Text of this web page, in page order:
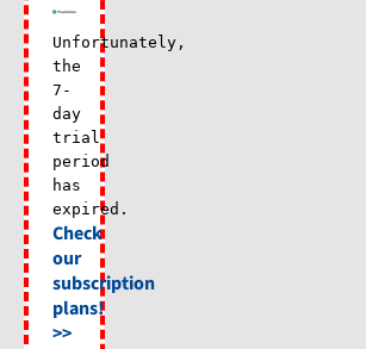
Unfortunately,
the
7-
day
trial
period
has
expired.
Check
our
subscription
plans!
>>